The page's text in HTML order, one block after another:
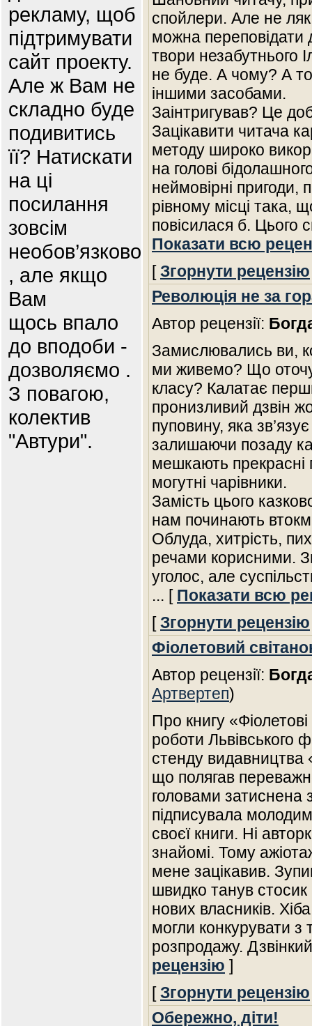
рекламу, щоб
підтримувати
сайт проекту.
Але ж Вам не
складно буде
подивитись
її? Натискати
на ці
посилання
зовсім
необов’язково
, але якщо
Вам
щось впало
до вподоби -
дозволяємо .
З повагою,
колектив
"Автури".
спойлери. Але не
можна переповідати
твори незабутнього
не буде. А чому? А
іншими засобами.
Заінтригував? Це
Зацікавити читача
методу широко
на голові
неймовірні пригоди,
рівному місці така,
повісилася б. Цього
Показати всю
[Згорнути рецензію
Революція не за
Автор рецензії:
Замислювались ви,
ми живемо? Що
класу? Калатає
пронизливий дзвін
пуповину, яка
залишаючи позаду
мешкають прекрасні
могутні чарівники.
Замість цього
нам починають
Облуда, хитрість,
речами корисними.
уголос, але
... [ Показати всю
[Згорнути рецензію
Фіолетовий
Автор рецензії:
Артвертеп)
Про книгу
роботи Львівського
стенду видавництва
що полягав
головами затиснена
підписувала
своєї книги. Ні
знайомі. Тому
мене зацікавив.
швидко танув
нових власників.
могли конкурувати
розпродажу.
рецензію ]
[Згорнути рецензію
Обережно, діти!